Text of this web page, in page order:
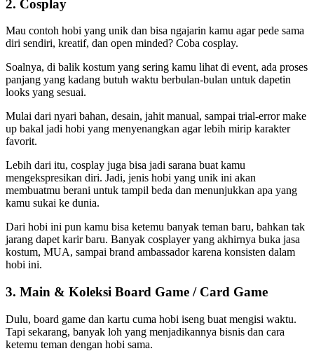
2. Cosplay
Mau contoh hobi yang unik dan bisa ngajarin kamu agar pede sama
diri sendiri, kreatif, dan open minded? Coba cosplay.
Soalnya, di balik kostum yang sering kamu lihat di event, ada proses
panjang yang kadang butuh waktu berbulan-bulan untuk dapetin
looks yang sesuai.
Mulai dari nyari bahan, desain, jahit manual, sampai trial-error make
up bakal jadi hobi yang menyenangkan agar lebih mirip karakter
favorit.
Lebih dari itu, cosplay juga bisa jadi sarana buat kamu
mengekspresikan diri. Jadi, jenis hobi yang unik ini akan
membuatmu berani untuk tampil beda dan menunjukkan apa yang
kamu sukai ke dunia.
Dari hobi ini pun kamu bisa ketemu banyak teman baru, bahkan tak
jarang dapet karir baru. Banyak cosplayer yang akhirnya buka jasa
kostum, MUA, sampai brand ambassador karena konsisten dalam
hobi ini.
3. Main & Koleksi Board Game / Card Game
Dulu, board game dan kartu cuma hobi iseng buat mengisi waktu.
Tapi sekarang, banyak loh yang menjadikannya bisnis dan cara
ketemu teman dengan hobi sama.